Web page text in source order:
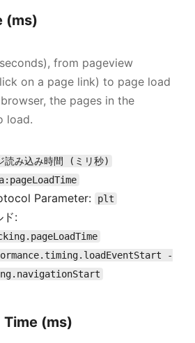
(ms)
from pageview
on a page link) to page load
the pages in the
load.
読み込み時間 (ミリ秒)
Parameter: plt
ド:
-
Time (ms)